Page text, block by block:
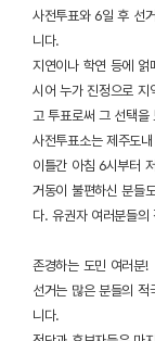
사전투표와 6일 후 선
니다.
지연이나 학연 등에 얽
시어 누가 진정으로 지
고 투표로써 그 선택을
사전투표소는 제주도
이틀간 아침 6시부터
거동이 불편하신 분들
다. 유권자 여러분들의
존경하는 도민 여러분!
선거는 많은 분들의 적
니다.